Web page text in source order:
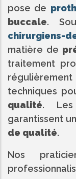
pose de
buccale.
chirurgiens-
matière de
traitement
techniques
qualité.
garantissent
de qualité.
Nos